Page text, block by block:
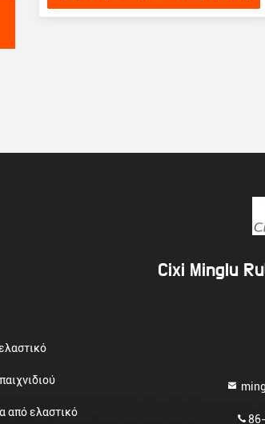
Cixi Minglu
από ελαστικό